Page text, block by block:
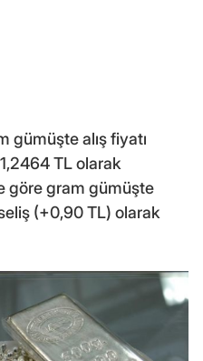
gümüşte alış fiyatı
TL olarak
göre gram gümüşte
(+0,90 TL) olarak